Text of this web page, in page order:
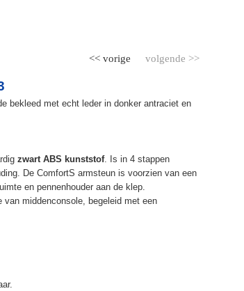
volgende >>
<< vorige
bekleed met echt leder in donker antraciet en
zwart ABS kunststof. Is in 4 stappen
De ComfortS armsteun is voorzien van een
en pennenhouder aan de klep.
middenconsole, begeleid met een